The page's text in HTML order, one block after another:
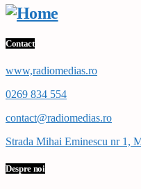
Contact
www,radiomedias.ro
0269 834 554
contact@radiomedias.ro
Strada Mihai Eminescu nr 1,
Despre noi